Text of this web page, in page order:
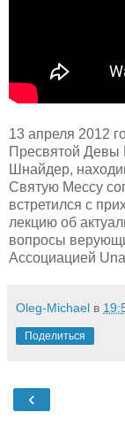
13 апреля 2012
Пресвятой Девы
Шнайдер,
Святую Мессу
встретился с
лекцию об
вопросы
Ассоциацией
Oleg-Michael в
Поделиться
‹